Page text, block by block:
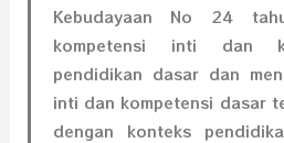
Kebudayaan No 24
kompetensi inti dan
pendidikan dasar dan
inti dan kompetensi dasar
dengan konteks